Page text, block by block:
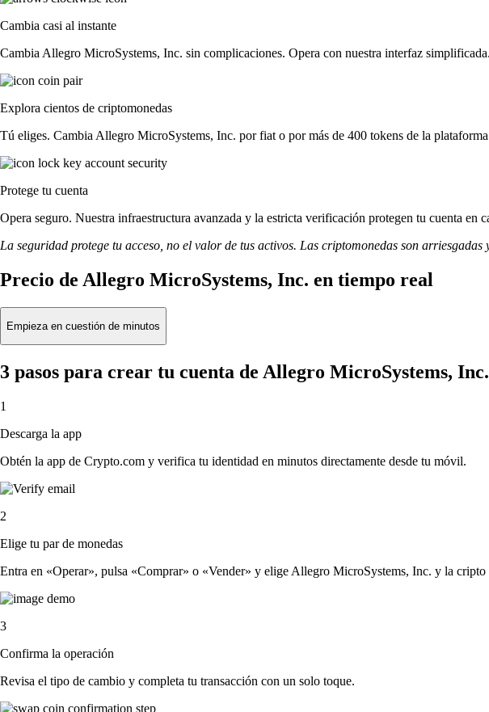
Cambia casi al instante
Cambia Allegro MicroSystems, Inc. sin complicaciones. Opera con nuestra interfaz
Explora cientos de criptomonedas
Tú eliges. Cambia Allegro MicroSystems, Inc. por fiat o por más de 400 tokens de la
Protege tu cuenta
Opera seguro. Nuestra infraestructura avanzada y la estricta verificación protegen tu cuenta en
La seguridad protege tu acceso, no el valor de tus activos. Las criptomonedas son
Precio de Allegro MicroSystems, Inc. en tiempo real
Empieza en cuestión de minutos
3 pasos para crear tu cuenta de Allegro MicroSystems, Inc.
1
Descarga la app
Obtén la app de Crypto.com y verifica tu identidad en minutos directamente desde tu móvil.
2
Elige tu par de monedas
Entra en «Operar», pulsa «Comprar» o «Vender» y elige Allegro MicroSystems, Inc. y la
3
Confirma la operación
Revisa el tipo de cambio y completa tu transacción con un solo toque.